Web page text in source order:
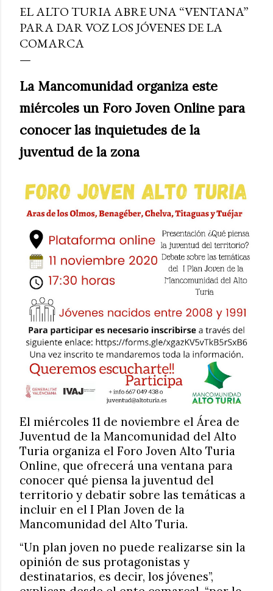
EL ALTO TURIA ABRE UNA “VENTANA”
PARA DAR VOZ LOS JÓVENES DE LA
COMARCA
La Mancomunidad organiza este
miércoles un Foro Joven Online para
conocer las inquietudes de la
juventud de la zona
El miércoles 11 de noviembre el Área de
Juventud de la Mancomunidad del Alto
Turia organiza el Foro Joven Alto Turia
Online, que ofrecerá una ventana para
conocer qué piensa la juventud del
territorio y debatir sobre las temáticas a
incluir en el I Plan Joven de la
Mancomunidad del Alto Turia.
“Un plan joven no puede realizarse sin la
opinión de sus protagonistas y
destinatarios, es decir, los jóvenes”,